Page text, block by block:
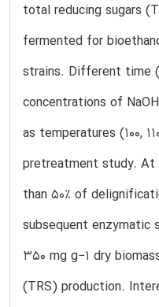
total reducing sugars
fermented for
strains. Different time
concentrations of NaOH
as temperatures (100,
pretreatment study. At
than 50% of
subsequent enzymatic
350 mg g−1 dry
(TRS) production.